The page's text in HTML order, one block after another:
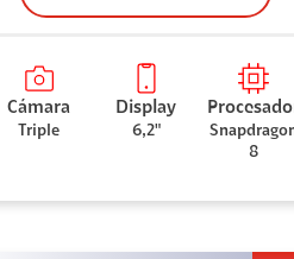
Cámara
Triple
Display
6,2"
8